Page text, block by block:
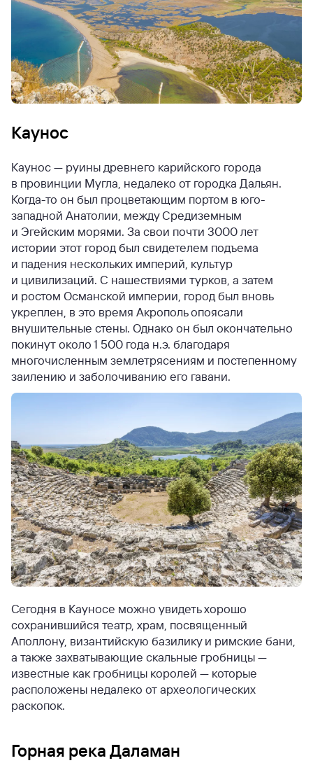
Каунос
Каунос — руины древнего карийского города
в провинции Мугла, недалеко от городка Дальян.
Когда-то он был процветающим портом в юго-
западной Анатолии, между Средиземным
и Эгейским морями. За свои почти 3000 лет
истории этот город был свидетелем подъема
и падения нескольких империй, культур
и цивилизаций. С нашествиями турков, а затем
и ростом Османской империи, город был вновь
укреплен, в это время Акрополь опоясали
внушительные стены. Однако он был окончательно
покинут около 1 500 года н.э. благодаря
многочисленным землетрясениям и постепенному
заилению и заболочиванию его гавани.
Сегодня в Кауносе можно увидеть хорошо
сохранившийся театр, храм, посвященный
Аполлону, византийскую базилику и римские бани,
а также захватывающие скальные гробницы —
известные как гробницы королей — которые
расположены недалеко от археологических
раскопок.
Горная река Даламан